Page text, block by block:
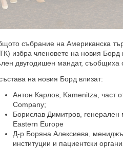
събрание на Американска
избра членовете на новия Борд
двугодишен мандат, съобщиха
на новия Борд влизат:
Антон Карлов, Kamenitza, част
Company;
Борислав Димитров,
Eastern Europe
Д-р Боряна Алексиева,
институции и пациентски